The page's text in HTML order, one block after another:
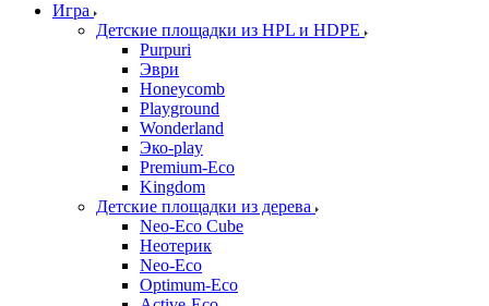
Игра
Детские площадки из HPL и HDPE
Purpuri
Эври
Honeycomb
Playground
Wonderland
Эко-play
Premium-Eco
Kingdom
Детские площадки из дерева
Neo-Eco Cube
Неотерик
Neo-Eco
Оptimum-Еco